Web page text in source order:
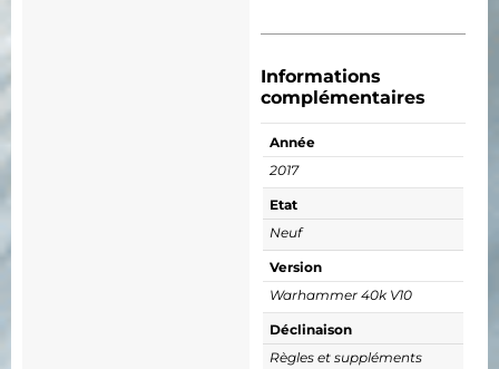
Informations
complémentaires
Année
2017
Etat
Neuf
Version
Warhammer 40k V10
Déclinaison
Règles et suppléments